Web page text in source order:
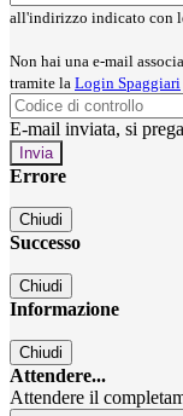
all'indirizzo indicato con
Non hai una e-mail
tramite la Login Spaggiari
E-mail inviata, si
Errore
Chiudi
Successo
Chiudi
Informazione
Chiudi
Attendere...
Attendere il